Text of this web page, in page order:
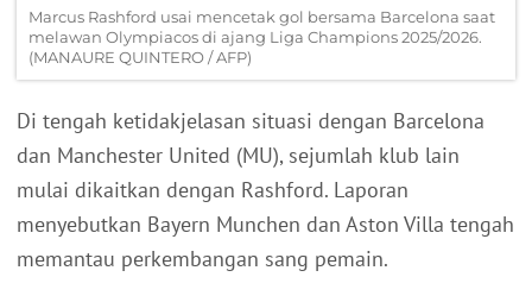
Marcus Rashford usai mencetak gol bersama Barcelona saat
melawan Olympiacos di ajang Liga Champions 2025/2026.
(MANAURE QUINTERO / AFP)
Di tengah ketidakjelasan situasi dengan Barcelona
dan Manchester United (MU), sejumlah klub lain
mulai dikaitkan dengan Rashford. Laporan
menyebutkan Bayern Munchen dan Aston Villa tengah
memantau perkembangan sang pemain.